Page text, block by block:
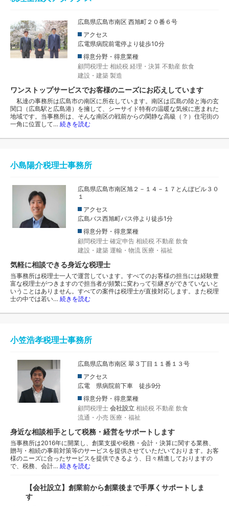
広島県広島市南区 西旭町２０番６号
アクセス
広電県病院前電停より徒歩10分
得意分野・得意業種
顧問税理士 相続税 経理・決算 不動産 飲食
建設・建築 製造
ワンストップサービスでお客様のニーズにお応えしています
私達の事務所は広島市の南区に所在しています。南区は広島の陸と海の玄
関口（広島駅と広島港）を擁して、シーサイド特有の温暖な気候に恵まれた
地域です。当事務所は、そんな南区の戦前からの閑静な高級（？）住宅街の
一角に位置して… 続きを読む
小島陽介税理士事務所
広島県広島市南区旭２－１４－１７とんぼビル３０
１
アクセス
広島バス西旭町バス停より徒歩1分
得意分野・得意業種
顧問税理士 確定申告 相続税 不動産 飲食
建設・建築 運輸・物流 医療・福祉
気軽に相談できる身近な税理士
当事務所は税理士一人で運営しています。すべてのお客様の担当には経験豊
富な税理士がつきますので担当者が頻繁に変わって引継ぎができていないと
いうことはありません。すべての案件は税理士が直接対応します。また税理
士の中では若い… 続きを読む
小笠浩孝税理士事務所
広島県広島市南区 翠３丁目１１番１３号
アクセス
広電 県病院前下車 徒歩9分
得意分野・得意業種
顧問税理士 会社設立 相続税 不動産 飲食
流通・小売 医療・福祉
身近な相談相手として税務・経営をサポートします
当事務所は2016年に開業し、創業支援や税務・会計・決算に関する業務、
贈与・相続の事前対策等のサービスを提供させていただいております。お客
様のニーズに合ったサービスを提供できるよう、日々精進しておりますの
で、税務、会計… 続きを読む
【会社設立】創業前から創業後まで手厚くサポートしま
す